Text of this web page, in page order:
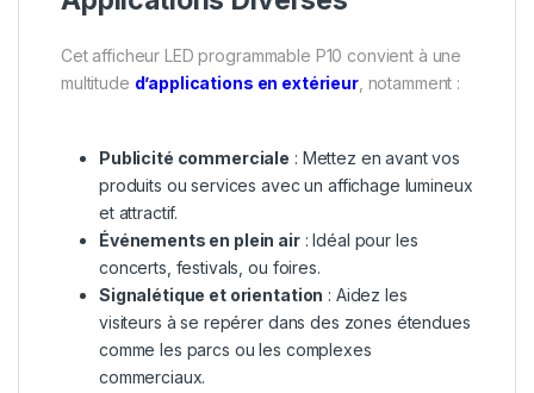
Cet afficheur LED programmable P10 convient à une
multitude d’applications en extérieur, notamment :
Publicité commerciale : Mettez en avant vos
produits ou services avec un affichage lumineux
et attractif.
Événements en plein air: Idéal pour les
concerts, festivals, ou foires.
Signalétique et orientation : Aidez les
visiteurs à se repérer dans des zones étendues
comme les parcs ou les complexes
commerciaux.